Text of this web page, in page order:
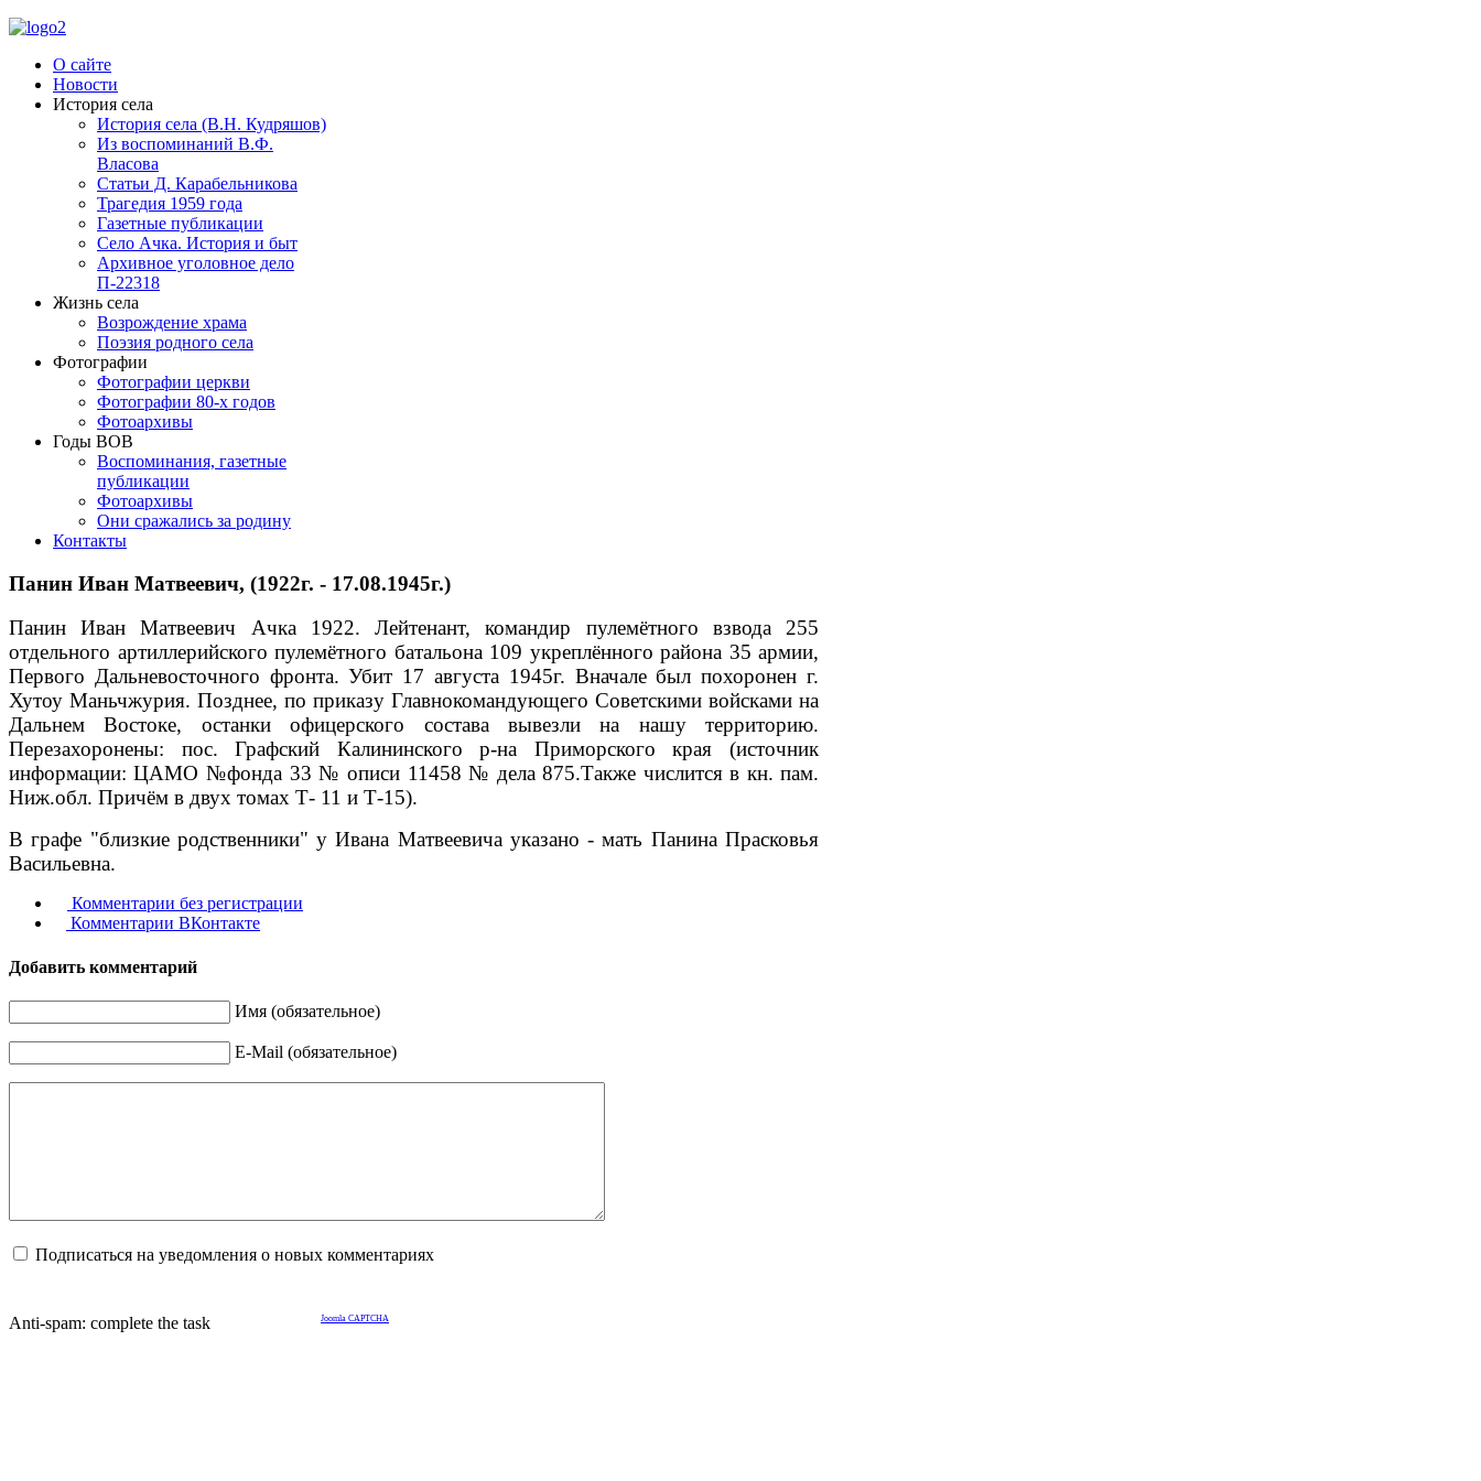
О сайте
Новости
История села
История села (В.Н. Кудряшов)
Из воспоминаний В.Ф.
Власова
Статьи Д. Карабельникова
Трагедия 1959 года
Газетные публикации
Село Ачка. История и быт
Архивное уголовное дело
П-22318
Жизнь села
Возрождение храма
Поэзия родного села
Фотографии
Фотографии церкви
Фотографии 80-х годов
Фотоархивы
Годы ВОВ
Воспоминания, газетные
публикации
Фотоархивы
Они сражались за родину
Контакты
Панин Иван Матвеевич, (1922г. - 17.08.1945г.)
Панин Иван Матвеевич Ачка 1922. Лейтенант, командир пулемётного взвода 255
отдельного артиллерийского пулемётного батальона 109 укреплённого района 35 армии,
Первого Дальневосточного фронта. Убит 17 августа 1945г. Вначале был похоронен г.
Хутоу Маньчжурия. Позднее, по приказу Главнокомандующего Советскими войсками на
Дальнем Востоке, останки офицерского состава вывезли на нашу территорию.
Перезахоронены: пос. Графский Калининского р-на Приморского края (источник
информации: ЦАМО №фонда 33 № описи 11458 № дела 875.Также числится в кн. пам.
Ниж.обл. Причём в двух томах Т- 11 и Т-15).
В графе "близкие родственники" у Ивана Матвеевича указано - мать Панина Прасковья
Васильевна.
Комментарии без регистрации
Комментарии ВКонтакте
Добавить комментарий
Имя (обязательное)
E-Mail (обязательное)
Подписаться на уведомления о новых комментариях
Anti-spam: complete the task Joomla CAPTCHA